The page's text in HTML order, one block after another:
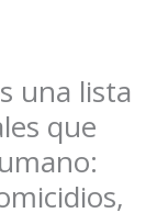
una lista
que